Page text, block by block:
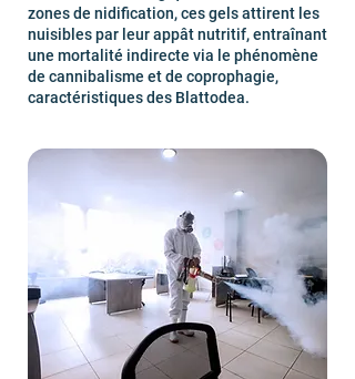
zones de nidification, ces gels attirent les
nuisibles par leur appât nutritif, entraînant
une mortalité indirecte via le phénomène
de cannibalisme et de coprophagie,
caractéristiques des Blattodea.